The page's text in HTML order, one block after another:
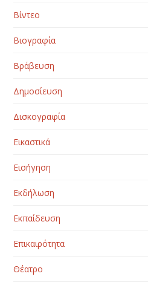
Βίντεο
Βιογραφία
Βράβευση
Δημοσίευση
Δισκογραφία
Εικαστικά
Εισήγηση
Εκδήλωση
Εκπαίδευση
Επικαιρότητα
Θέατρο